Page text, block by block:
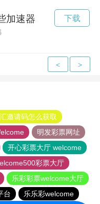
加速器 下载
< >
邀请码怎么获取
明发彩票网址
开心彩票大厅 welcome
彩票大厅
乐彩彩票welcome大厅
台 乐乐彩welcome